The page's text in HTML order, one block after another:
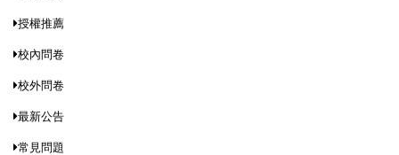
授權推薦
校內問卷
校外問卷
最新公告
常見問題